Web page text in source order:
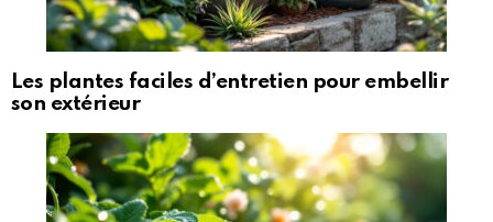
Les plantes faciles d’entretien pour embellir
son extérieur